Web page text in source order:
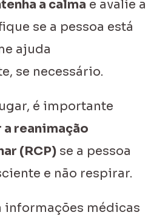
a calma e avalie a
se a pessoa está
ajuda
se necessário.
é importante
reanimação
(RCP) se a pessoa
e não respirar.
informações médicas